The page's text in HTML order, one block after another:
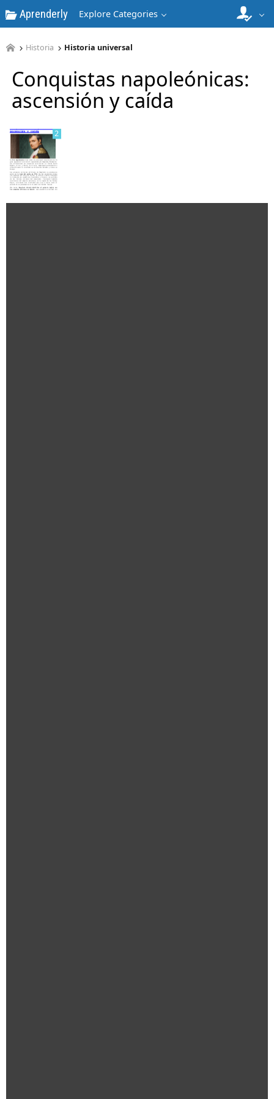
Aprenderly Explore Categories
Historia Historia universal
Conquistas napoleónicas:
ascensión y caída
1
2